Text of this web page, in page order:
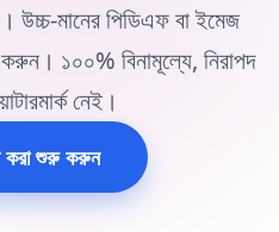
উচ্চ-মানের পিডিএফ বা ইমেজ
১০০% বিনামূল্যে, নিরাপদ
নেই।
করা শুরু করুন